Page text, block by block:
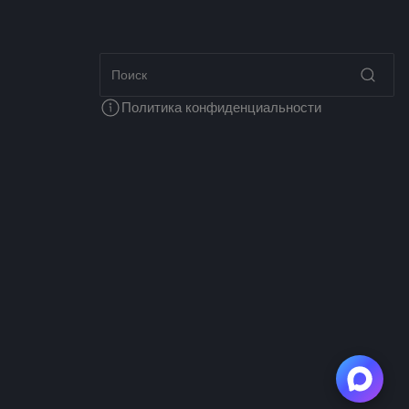
Политика конфиденциальности